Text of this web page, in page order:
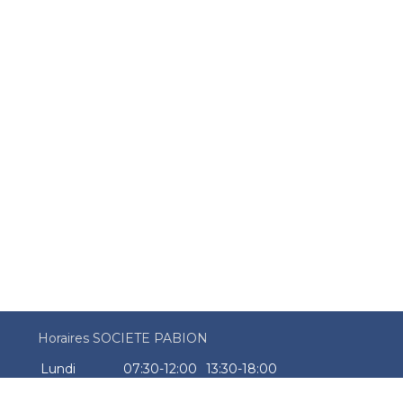
Horaires SOCIETE PABION
Lundi
07:30-12:00
13:30-18:00